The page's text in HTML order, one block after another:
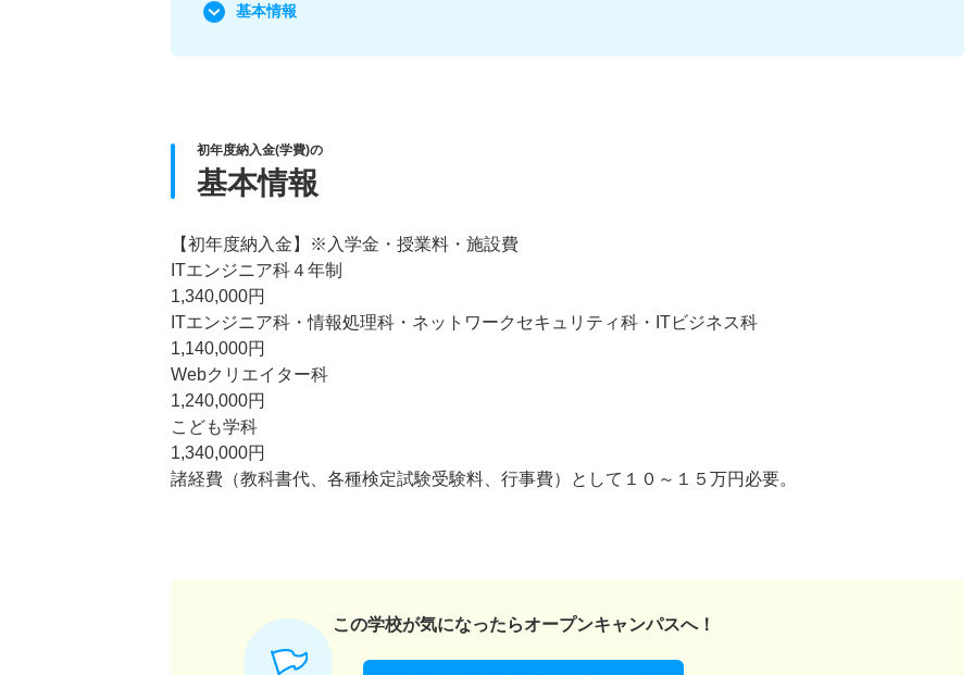
基本情報
初年度納入金(学費)の
基本情報
【初年度納入金】※入学金・授業料・施設費
ITエンジニア科４年制
1,340,000円
ITエンジニア科・情報処理科・ネットワークセキュリティ科・ITビジネス科
1,140,000円
Webクリエイター科
1,240,000円
こども学科
1,340,000円
諸経費（教科書代、各種検定試験受験料、行事費）として１０～１５万円必要。
この学校が気になったらオープンキャンパスへ！